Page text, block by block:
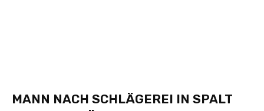
MANN NACH SCHLÄGEREI IN SPALT